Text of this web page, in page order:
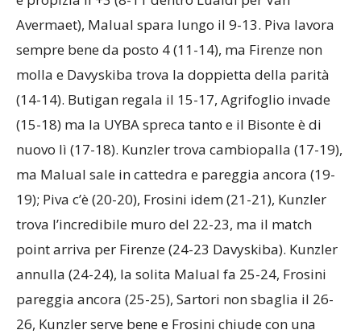
e propizia il +3 (8-11 dentro Lualdi per Van
Avermaet), Malual spara lungo il 9-13. Piva lavora
sempre bene da posto 4 (11-14), ma Firenze non
molla e Davyskiba trova la doppietta della parità
(14-14). Butigan regala il 15-17, Agrifoglio invade
(15-18) ma la UYBA spreca tanto e il Bisonte è di
nuovo lì (17-18). Kunzler trova cambiopalla (17-19),
ma Malual sale in cattedra e pareggia ancora (19-
point arriva per Firenze (24-23 Davyskiba). Kunzler
pareggia ancora (25-25), Sartori non sbaglia il 26-